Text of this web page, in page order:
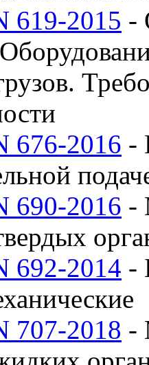
619-2015 -
676-2016 -
690-2016 -
692-2014 -
707-2018 -